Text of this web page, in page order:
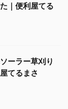
｜便利屋てる
ーラー草刈り
てるまさ